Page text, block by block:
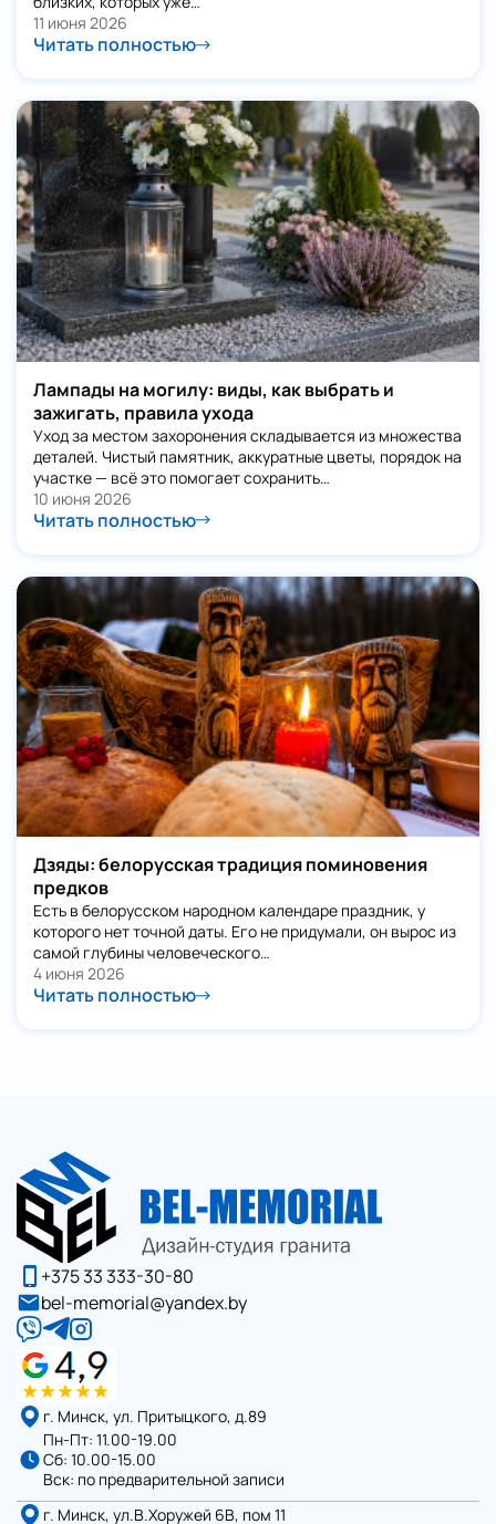
11 июня 2026
Читать полностью
Лампады на могилу: виды, как выбрать и
зажигать, правила ухода
Уход за местом захоронения складывается из множества
деталей. Чистый памятник, аккуратные цветы, порядок на
участке — всё это помогает сохранить…
10 июня 2026
Читать полностью
Дзяды: белорусская традиция поминовения
предков
Есть в белорусском народном календаре праздник, у
которого нет точной даты. Его не придумали, он вырос из
самой глубины человеческого…
4 июня 2026
Читать полностью
+375 33 333-30-80
bel-memorial@yandex.by
г. Минск, ул. Притыцкого, д.89
Пн-Пт: 11.00-19.00
Сб: 10.00-15.00
Вск: по предварительной записи
г. Минск, ул.В.Хоружей 6В, пом 11